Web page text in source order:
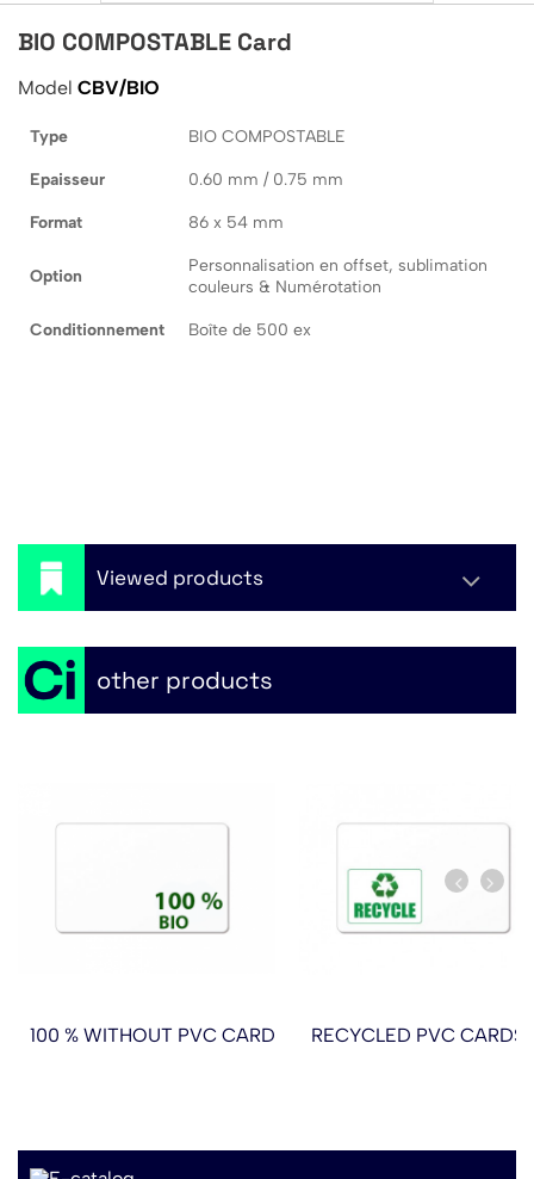
BIO COMPOSTABLE Card
Model CBV/BIO
Type BIO COMPOSTABLE
Epaisseur 0.60 mm / 0.75 mm
Format 86 x 54 mm
Option
Personnalisation en offset, sublimation
couleurs & Numérotation
Conditionnement Boîte de 500 ex
Viewed products
other products
100 % WITHOUT PVC CARD RECYCLED PVC CARDS